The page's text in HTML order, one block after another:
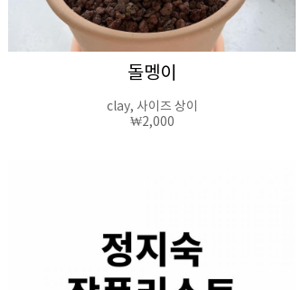
돌멩이
clay, 사이즈 상이
₩2,000